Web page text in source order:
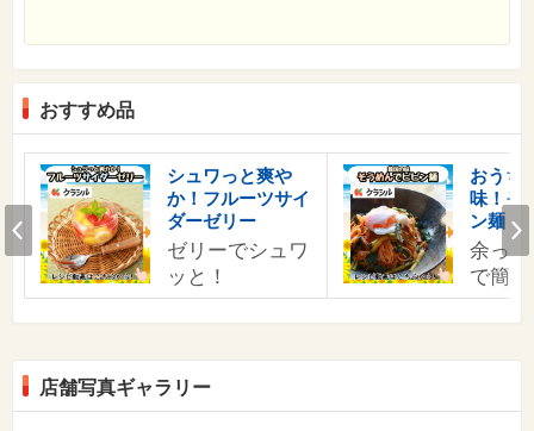
おすすめ品
シュワっと爽や
か！フルーツサイ
ダーゼリー
ゼリーでシュワ
ッと！
おうち
味！そ
ン麺
余っ
で簡
Prev
店舗写真ギャラリー